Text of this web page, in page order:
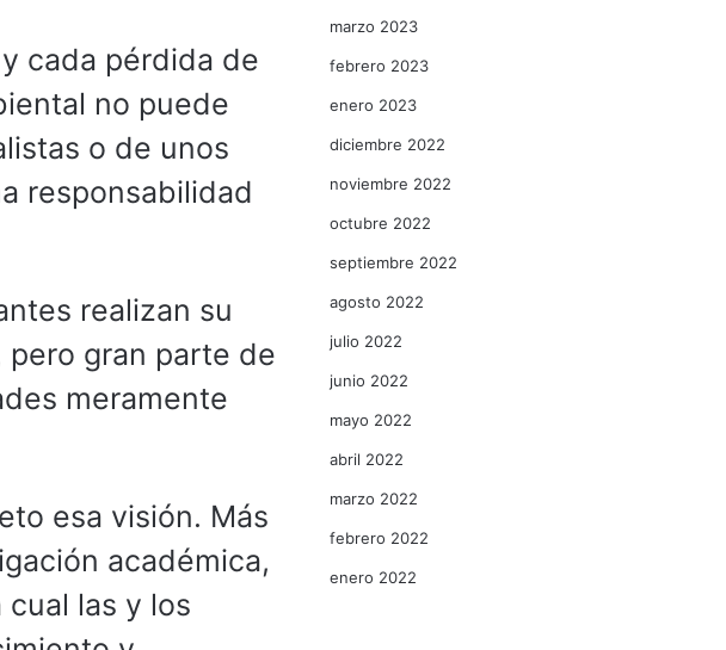
cada pérdida de
no puede
o de unos
responsabilidad
realizan su
gran parte de
meramente
esa visión. Más
académica,
las y los
marzo 2023
febrero 2023
enero 2023
diciembre 2022
noviembre 2022
octubre 2022
septiembre 2022
agosto 2022
julio 2022
junio 2022
mayo 2022
abril 2022
marzo 2022
febrero 2022
enero 2022